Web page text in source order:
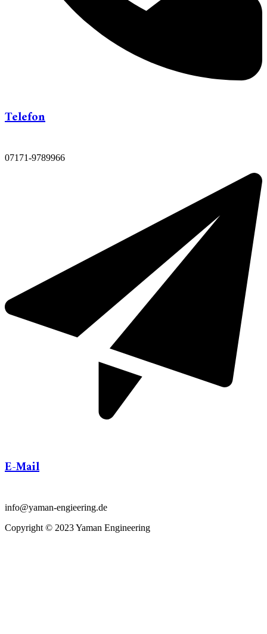
Telefon
07171-9789966
E-Mail
info@yaman-engieering.de
Copyright © 2023 Yaman Engineering